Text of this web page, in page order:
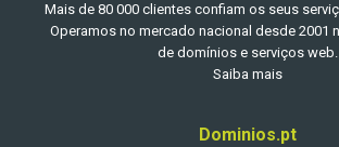
Mais de 80 000 clientes confiam os seus
Operamos no mercado nacional desde 2001
de domínios e serviços web.
Saiba mais
Dominios.pt